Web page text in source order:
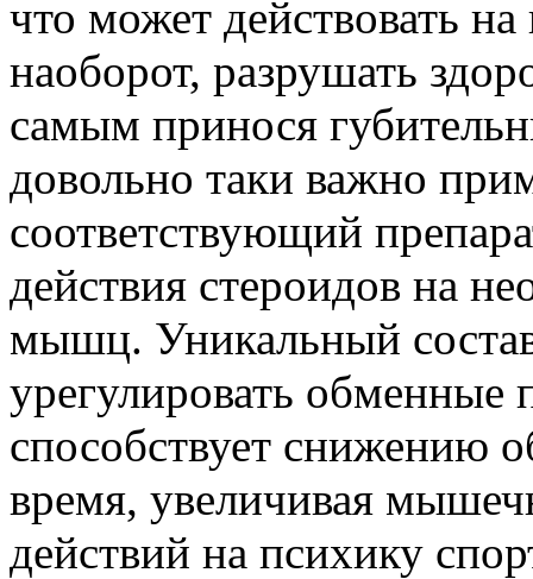
что может действовать
наоборот, разрушать
самым принося
довольно таки важно
соответствующий
действия стероидов на
мышц. Уникальный
урегулировать обменные
способствует снижению
время, увеличивая
действий на психику